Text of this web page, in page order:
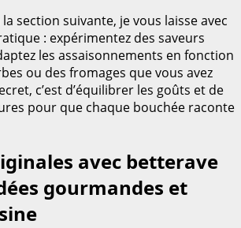
section suivante, je vous laisse avec
: expérimentez des saveurs
les assaisonnements en fonction
ou des fromages que vous avez
c’est d’équilibrer les goûts et de
pour que chaque bouchée raconte
avec betterave
gourmandes et